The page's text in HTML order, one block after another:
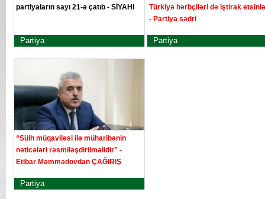
partiyaların sayı 21-ə çatıb - SİYAHI
Partiya
Türkiyə hərbçiləri də iştirak
- Partiya sədri
Partiya
“Sülh müqaviləsi ilə müharibənin
nəticələri rəsmiləşdirilməlidir” -
Etibar Məmmədovdan ÇAĞIRIŞ
Partiya